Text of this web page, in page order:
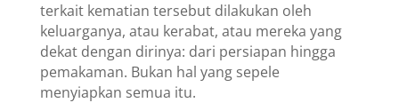
terkait kematian tersebut dilakukan oleh
keluarganya, atau kerabat, atau mereka yang
dekat dengan dirinya: dari persiapan hingga
pemakaman. Bukan hal yang sepele
menyiapkan semua itu.